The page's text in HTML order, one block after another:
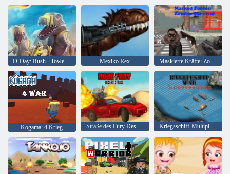
D-Day: Rush - Tower Defense Mexiko Rex Maskierte Kräfte: Zombie-Überleben
Kogama: 4 Krieg Straße des Fury Desert Strike Kriegsschiff-Multiplayer